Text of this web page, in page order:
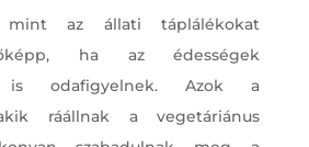
mint az állati táplálékokat
ha az édességek
is odafigyelnek. Azok a
ráállnak a vegetáriánus